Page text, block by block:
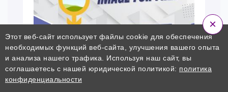
Сжатие изображений для
школьных сайтов, портфелей и
страниц классов
Этот веб-сайт использует файлы cookie для обеспечения
необходимых функций веб-сайта, улучшения вашего опыта
и анализа нашего трафика. Используя наш сайт, вы
соглашаетесь с нашей юридической политикой: политика
конфиденциальности
×